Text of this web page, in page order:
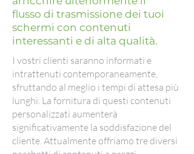
flusso di trasmissione dei tuoi
schermi con contenuti
interessanti e di alta qualità.
I vostri clienti saranno informati e
intrattenuti contemporaneamente,
sfruttando al meglio i tempi di attesa più
lunghi. La fornitura di questi contenuti
personalizzati aumenterà
significativamente la soddisfazione del
cliente. Attualmente offriamo tre diversi